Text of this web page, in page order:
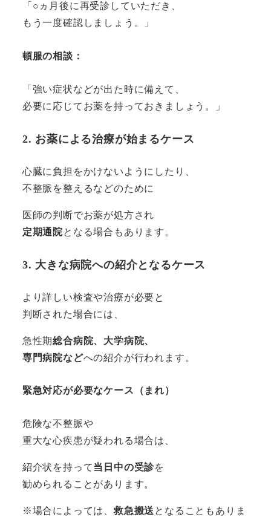
「○ヵ月後に再受診していただき、
もう一度確認しましょう。」
頓服の相談 ：
「強い症状などが出た時に備えて、
必要に応じてお薬を持っておきましょう。」
2. お薬による治療が始まるケース
心臓に負担をかけないようにしたり、
不整脈を整えるなどのために
医師の判断でお薬が処方され
定期通院となる場合もあります。
3. 大きな病院への紹介となるケース
より詳しい検査や治療が必要と
判断された場合には、
急性期総合病院、大学病院、
専門病院などへの紹介が行われます。
緊急対応が必要なケース（まれ）
危険な不整脈や
重大な心疾患が疑われる場合は、
紹介状を持って当日中の受診を
勧められることがあります。
※場合によっては、救急搬送 となることもありま